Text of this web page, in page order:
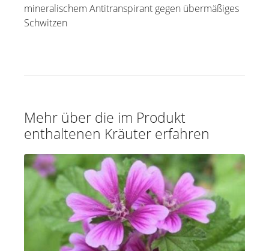
mineralischem Antitranspirant gegen übermäßiges
Schwitzen
Mehr über die im Produkt
enthaltenen Kräuter erfahren